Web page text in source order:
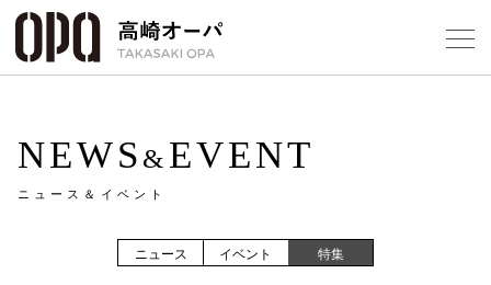
NEWS & EVENT
ニュース＆イベント
ニュース イベント 特集